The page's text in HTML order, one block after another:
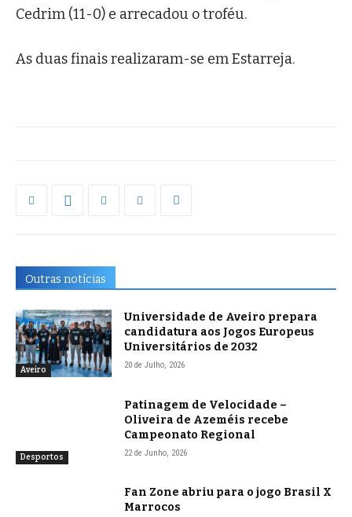
Cedrim (11-0) e arrecadou o troféu.
As duas finais realizaram-se em Estarreja.
Outras notícias
Aveiro
Universidade de Aveiro prepara
candidatura aos Jogos Europeus
Universitários de 2032
20 de Julho, 2026
Desportos
Patinagem de Velocidade –
Oliveira de Azeméis recebe
Campeonato Regional
22 de Junho, 2026
Fan Zone abriu para o jogo Brasil X
Marrocos